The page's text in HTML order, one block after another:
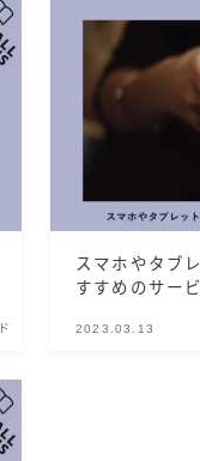
スマホやタブ
すすめのサー
2023.03.13